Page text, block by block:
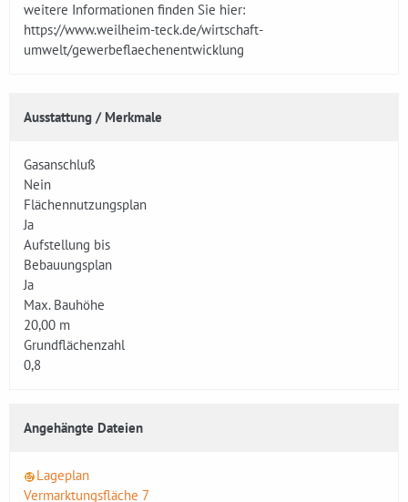
weitere Informationen finden Sie hier:
https://www.weilheim-teck.de/wirtschaft-
umwelt/gewerbeflaechenentwicklung
Ausstattung / Merkmale
Gasanschluß
Nein
Flächennutzungsplan
Ja
Aufstellung bis
Bebauungsplan
Ja
Max. Bauhöhe
20,00 m
Grundflächenzahl
0,8
Angehängte Dateien
Lageplan
Vermarktungsfläche 7